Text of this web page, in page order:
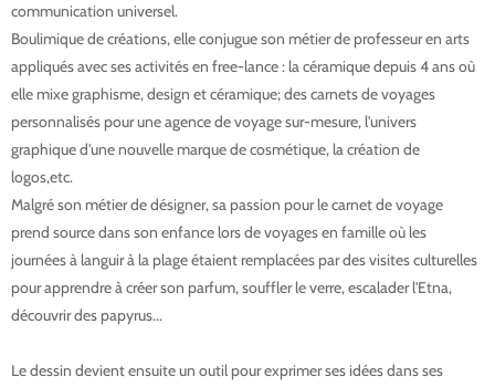
communication universel.
Boulimique de créations, elle conjugue son métier de professeur en arts
appliqués avec ses activités en free-lance : la céramique depuis 4 ans où
elle mixe graphisme, design et céramique; des carnets de voyages
personnalisés pour une agence de voyage sur-mesure, l'univers
graphique d'une nouvelle marque de cosmétique, la création de
logos,etc.
Malgré son métier de désigner, sa passion pour le carnet de voyage
prend source dans son enfance lors de voyages en famille où les
journées à languir à la plage étaient remplacées par des visites culturelles
pour apprendre à créer son parfum, souffler le verre, escalader l'Etna,
découvrir des papyrus...
Le dessin devient ensuite un outil pour exprimer ses idées dans ses